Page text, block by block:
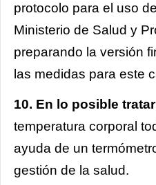
protocolo para el uso
Ministerio de Salud y
preparando la versión
las medidas para este
10. En lo posible
temperatura corporal
ayuda de un
gestión de la salud.